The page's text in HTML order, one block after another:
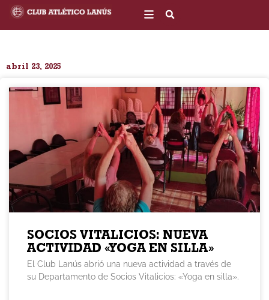
contenido
abril 23, 2025
SOCIOS VITALICIOS: NUEVA
ACTIVIDAD «YOGA EN SILLA»
El Club Lanús abrió una nueva actividad a través de
su Departamento de Socios Vitalicios: «Yoga en silla».